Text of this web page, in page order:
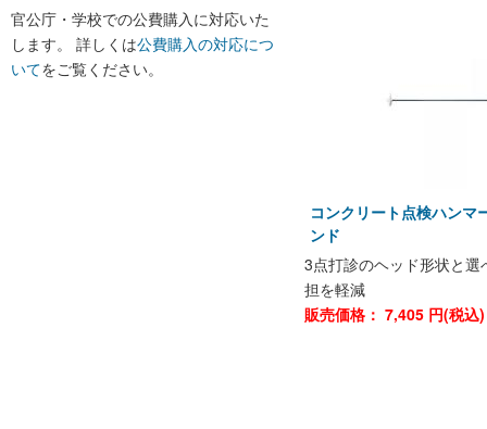
官公庁・学校での公費購入に対応いた
します。 詳しくは公費購入の対応につ
いてをご覧ください。
コンクリート点検ハン
ンド
3点打診のヘッド形状と
担を軽減
販売価格： 7,405 円(税